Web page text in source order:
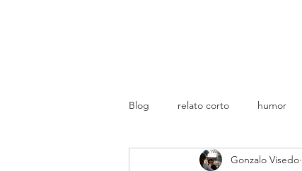
Blog relato corto humor
Gonzalo Visedo